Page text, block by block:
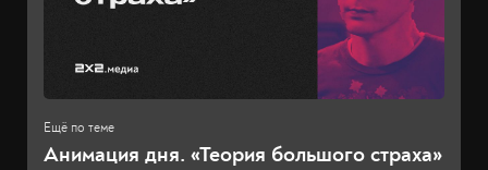
Анимация дня. «Теория большого страха»